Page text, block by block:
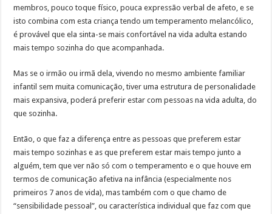
membros, pouco toque físico, pouca expressão verbal de afeto, e se
isto combina com esta criança tendo um temperamento melancólico,
é provável que ela sinta-se mais confortável na vida adulta estando
mais tempo sozinha do que acompanhada.
Mas se o irmão ou irmã dela, vivendo no mesmo ambiente familiar
infantil sem muita comunicação, tiver uma estrutura de personalidade
mais expansiva, poderá preferir estar com pessoas na vida adulta, do
que sozinha.
Então, o que faz a diferença entre as pessoas que preferem estar
mais tempo sozinhas e as que preferem estar mais tempo junto a
alguém, tem que ver não só com o temperamento e o que houve em
termos de comunicação afetiva na infância (especialmente nos
primeiros 7 anos de vida), mas também com o que chamo de
“sensibilidade pessoal”, ou característica individual que faz com que